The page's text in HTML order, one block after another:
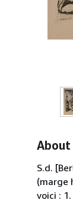
S.d.
(marge
voici :